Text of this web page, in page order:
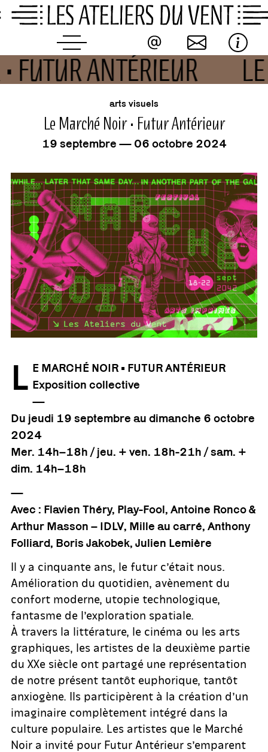
Skip
to
FUTUR ANTÉRIEUR
arts visuels
Le Marché Noir • Futur Antérieur
19 septembre — 06 octobre 2024
L E MARCHÉ NOIR • FUTUR ANTÉRIEUR
Exposition collective
—
Du jeudi 19 septembre au dimanche 6 octobre
2024
Mer. 14h–18h / jeu. + ven. 18h-21h / sam. +
dim. 14h–18h
—
Avec : Flavien Théry, Play-Fool, Antoine Ronco &
Arthur Masson – IDLV, Mille au carré, Anthony
Folliard, Boris Jakobek, Julien Lemière
Il y a cinquante ans, le futur c’était nous.
Amélioration du quotidien, avènement du
confort moderne, utopie technologique,
fantasme de l’exploration spatiale.
À travers la littérature, le cinéma ou les arts
graphiques, les artistes de la deuxième partie
du XXe siècle ont partagé une représentation
de notre présent tantôt euphorique, tantôt
anxiogène. Ils participèrent à la création d’un
imaginaire complètement intégré dans la
culture populaire. Les artistes que le Marché
Noir a invité pour Futur Antérieur s’emparent